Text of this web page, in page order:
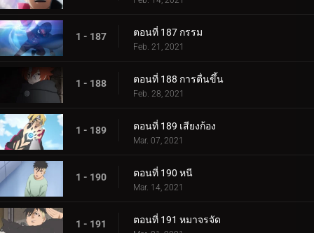
1 - 187 ตอนที่ 187 กรรม
Feb. 21, 2021
1 - 188 ตอนที่ 188 การตื่นขึ้น
Feb. 28, 2021
1 - 189 ตอนที่ 189 เสียงก้อง
Mar. 07, 2021
1 - 190 ตอนที่ 190 หนี
Mar. 14, 2021
1 - 191 ตอนที่ 191 หมาจรจัด